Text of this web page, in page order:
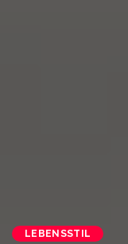
LEBENSSTIL